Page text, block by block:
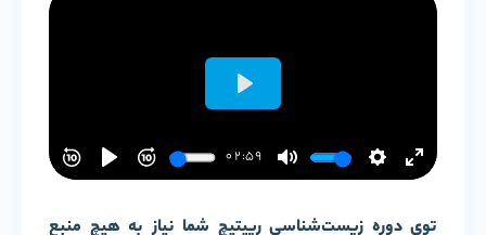
توی دوره زیست‌شناسی رپیتیچ شما نیاز به هیچ منبع